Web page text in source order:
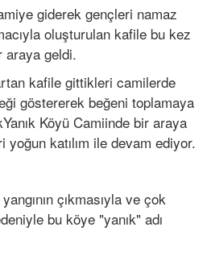
giderek gençleri namaz
oluşturulan kafile bu kez
araya geldi.
kafile gittikleri camilerde
göstererek beğeni toplamaya
Köyü Camiinde bir araya
katılım ile devam ediyor.
çıkmasıyla ve çok
bu köye "yanık" adı